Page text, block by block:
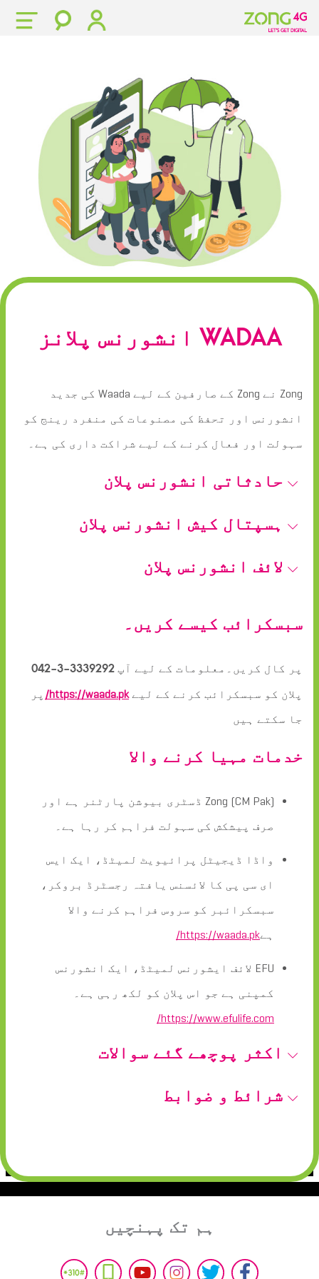
WADAA انشورنس پلانز
Zong نے Zong کے صارفین کے لیے Waada کی جدید
انشورنس اور تحفظ کی مصنوعات کی منفرد رینج کو
سہولت اور فعال کرنے کے لیے شراکت داری کی ہے۔
حادثاتی انشورنس پلان
ہسپتال کیش انشورنس پلان
لائف انشورنس پلان
سبسکرائب کیسے کریں۔
پر کال کریں۔معلومات کے لیے آپ 3339292-3-042
پلان کو سبسکرائب کرنے کے لیےhttps://waada.pk/ پر
جا سکتے ہیں
خدمات مہیا کرنے والا
Zong (CM Pak) ڈسٹری بیوشن پارٹنر ہے اور
صرف پیشکش کی سہولت فراہم کر رہا ہے۔
واڈا ڈیجیٹل پرائیویٹ لمیٹڈ، ایک ایس
ای سی پی کا لائسنس یافتہ رجسٹرڈ بروکر،
سبسکرائبر کو سروس فراہم کرنے والا
ہےhttps://waada.pk/
EFU لائف ایشورنس لمیٹڈ، ایک انشورنس
کمپنی ہے جو اس پلان کو لکھ رہی ہے۔
https://www.efulife.com/
اکثر پوچھے گئے سوالات
شرائط و ضوابط
ہم تک پہنچیں